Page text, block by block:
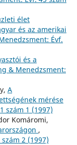
élet
és az amerikai
Évf.
és a
& Menedzsment:
A
mérése
szám 1 (1997)
Komáromi,
,
2 (1997)